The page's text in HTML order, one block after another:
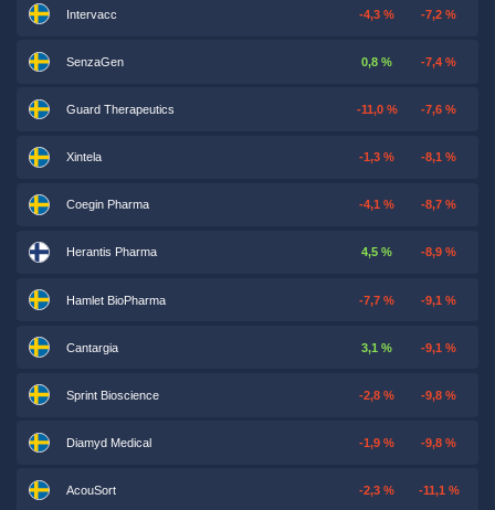
Intervacc -4,3 % -7,2 %
SenzaGen 0,8 % -7,4 %
Guard Therapeutics -11,0 % -7,6 %
Xintela -1,3 % -8,1 %
Coegin Pharma -4,1 % -8,7 %
Herantis Pharma 4,5 % -8,9 %
Hamlet BioPharma -7,7 % -9,1 %
Cantargia 3,1 % -9,1 %
Sprint Bioscience -2,8 % -9,8 %
Diamyd Medical -1,9 % -9,8 %
AcouSort -2,3 % -11,1 %